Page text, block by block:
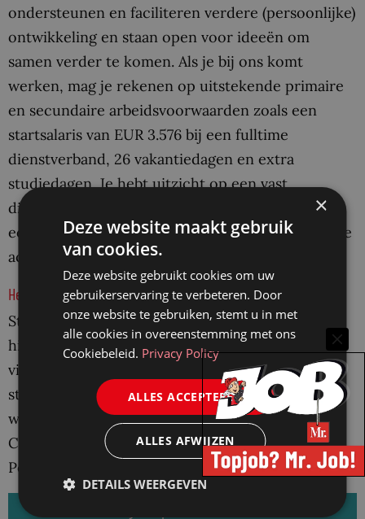
ondersteunen en faciliteren verdere (persoonlijke)
ontwikkeling en staan open voor ideeën om
samen verder te komen. Als je bij ons komt
werken, mag je rekenen op uitstekende primaire
en secundaire arbeidsvoorwaarden zoals een
startsalaris van EUR 3.576 bij een fulltime
dienstverband, 26 vakantiedagen en extra
studiedagen. Je hebt uitzicht op een vast
dienstverband en komt daarnaast te werken bij
een kantoor dat groot belang hecht aan informele
activiteiten. Starten is per direct mogelijk.
Herken je jezelf in dit profiel?
Stuur dan een bericht naar werkenbij@bz.nl met
hieraan toegevoegd je motivatiebrief, curriculum
vitae, cijferlijsten en eventuele
stagebeoordelingen. Heb je vragen of wil je meer
weten? Neem dan contact op met Jean-Luc
Coenegracht (partner) via 06 15 05 42 24 of Anne
Pouwels (manager HR) via 06 15 85 95 62.
×
Deze website maakt gebruik
van cookies.
Deze website gebruikt cookies om uw
gebruikerservaring te verbeteren. Door
onze website te gebruiken, stemt u in met
alle cookies in overeenstemming met ons
Cookiebeleid. Privacy Policy
ALLES ACCEPTEREN
ALLES AFWIJZEN
DETAILS WEERGEVEN